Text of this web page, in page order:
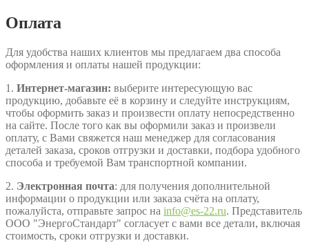
Оплата
Для удобства наших клиентов мы предлагаем два способа
оформления и оплаты нашей продукции:
1. Интернет-магазин: выберите интересующую вас
продукцию, добавьте её в корзину и следуйте инструкциям,
чтобы оформить заказ и произвести оплату непосредственно
на сайте. После того как вы оформили заказ и произвели
оплату, с Вами свяжется наш менеджер для согласования
деталей заказа, сроков отгрузки и доставки, подбора удобного
способа и требуемой Вам транспортной компании.
2. Электронная почта: для получения дополнительной
информации о продукции или заказа счёта на оплату,
пожалуйста, отправьте запрос на info@es-22.ru. Представитель
ООО "ЭнергоСтандарт" согласует с вами все детали, включая
стоимость, сроки отгрузки и доставки.